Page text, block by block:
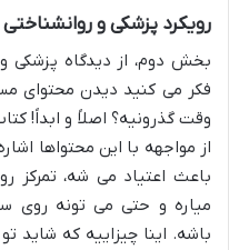
رویکرد پزشکی و روانشناختی
بخش دوم، از دیدگاه پزشکی
فکر می کنید دیدن محتوای
وقت گذرونیه؟ اصلاً و ابداً!
از مواجهه با این محتواها
باعث اعتیاد می شه، تمرکز
میاره و حتی می تونه روی
باشه. اینا چیزاییه که شاید